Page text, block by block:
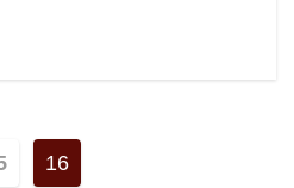
16